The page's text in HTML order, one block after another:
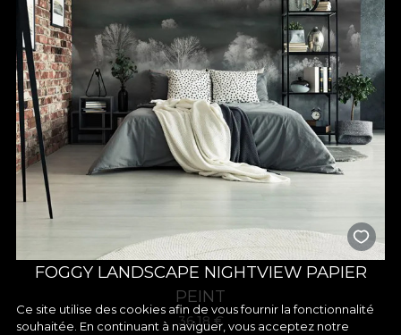
FOGGY LANDSCAPE NIGHTVIEW PAPIER
PEINT
36,18 €
Ce site utilise des cookies afin de vous fournir la fonctionnalité
souhaitée. En continuant à naviguer, vous acceptez notre